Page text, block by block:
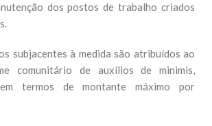
dos postos de trabalho criados
subjacentes à medida são atribuídos ao
comunitário de auxílios de minimis,
em termos de montante máximo por